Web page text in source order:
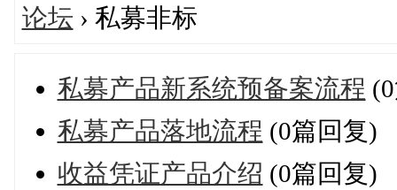
论坛 › 私募非标
私募产品新系统预备案流程
私募产品落地流程 (0篇回复)
收益凭证产品介绍 (0篇回复)